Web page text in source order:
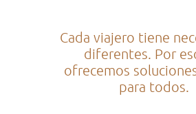
Cada viajero tiene
diferentes. Por
ofrecemos
para todos.